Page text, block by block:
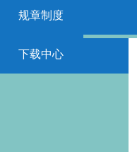
规章制度
下载中心